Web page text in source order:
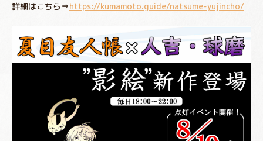
詳細はこちら⇒https://kumamoto.guide/natsume-yujincho/